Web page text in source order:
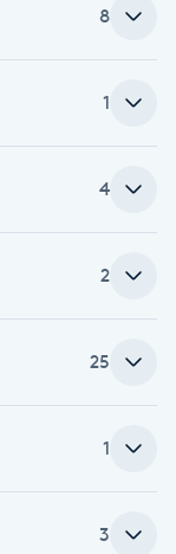
8
1
4
2
25
1
3